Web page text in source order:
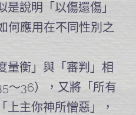
是說明「以傷還傷」
何應用在不同性別之
量衡」與「審判」相
～36），又將「所有
上主你神所憎惡」，